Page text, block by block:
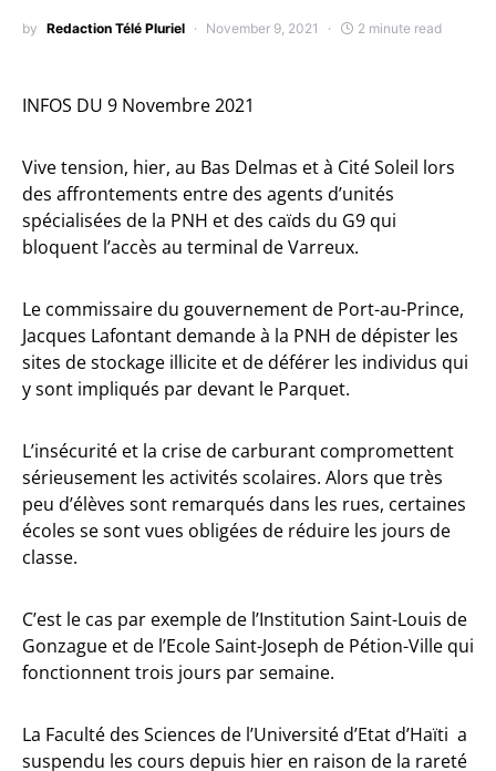
by Redaction Télé Pluriel November 9, 2021 2 minute read
INFOS DU 9 Novembre 2021
Vive tension, hier, au Bas Delmas et à Cité Soleil lors
des affrontements entre des agents d’unités
spécialisées de la PNH et des caïds du G9 qui
bloquent l’accès au terminal de Varreux.
Le commissaire du gouvernement de Port-au-Prince,
Jacques Lafontant demande à la PNH de dépister les
sites de stockage illicite et de déférer les individus qui
y sont impliqués par devant le Parquet.
L’insécurité et la crise de carburant compromettent
sérieusement les activités scolaires. Alors que très
peu d’élèves sont remarqués dans les rues, certaines
écoles se sont vues obligées de réduire les jours de
classe.
C’est le cas par exemple de l’Institution Saint-Louis de
Gonzague et de l’Ecole Saint-Joseph de Pétion-Ville qui
fonctionnent trois jours par semaine.
La Faculté des Sciences de l’Université d’Etat d’Haïti a
suspendu les cours depuis hier en raison de la rareté